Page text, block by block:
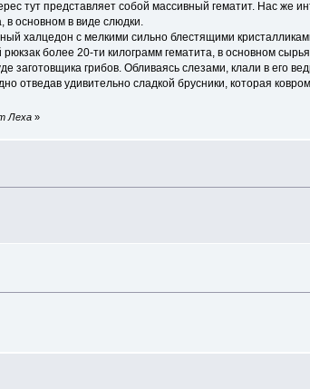
тут представляет собой массивный гематит. Нас же
в основном в виде слюдки.
халцедон с мелкими сильно блестящими
более 20-ти килограмм гематита, в основном
заготовщика грибов. Обливаясь слезами, клали в его
отведав удивительно сладкой брусники, которая
Леха»